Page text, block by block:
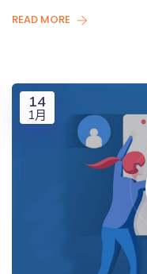
READ MORE
14
1月